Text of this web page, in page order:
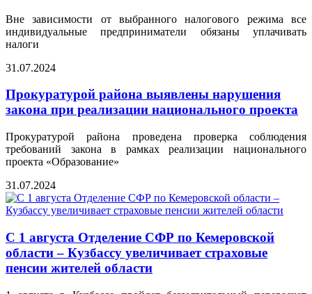
Вне зависимости от выбранного налогового режима все
индивидуальные предприниматели обязаны уплачивать
налоги
31.07.2024
Прокуратурой района выявлены нарушения
закона при реализации национального проекта
Прокуратурой района проведена проверка соблюдения
требований закона в рамках реализации национального
проекта «Образование»
31.07.2024
С 1 августа Отделение СФР по Кемеровской
области – Кузбассу увеличивает страховые
пенсии жителей области